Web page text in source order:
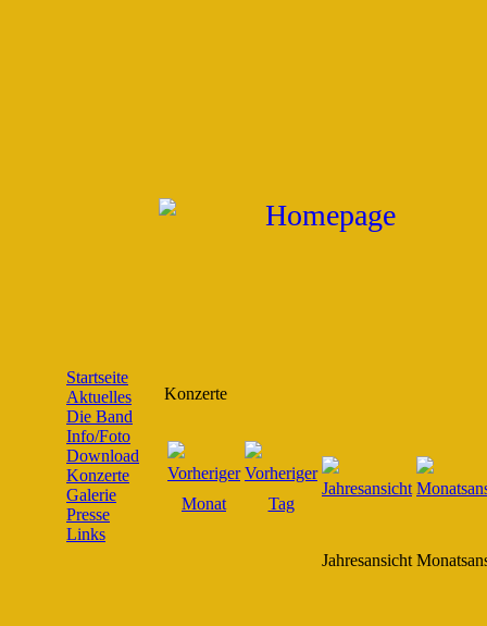
Startseite
Aktuelles
Die Band
Info/Foto
Download
Konzerte
Galerie
Presse
Links
Konzerte
Jahresansicht